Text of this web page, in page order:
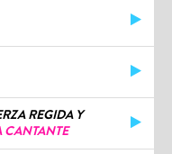
REGIDA Y